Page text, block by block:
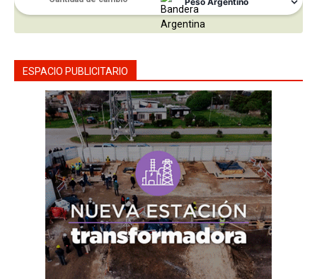
ESPACIO PUBLICITARIO